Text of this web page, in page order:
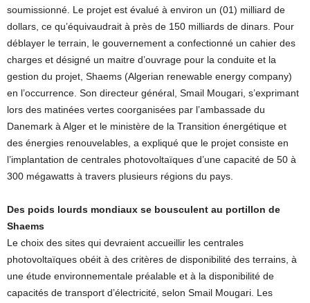
soumissionné. Le projet est évalué à environ un (01) milliard de
dollars, ce qu’équivaudrait à près de 150 milliards de dinars. Pour
déblayer le terrain, le gouvernement a confectionné un cahier des
charges et désigné un maitre d’ouvrage pour la conduite et la
gestion du projet, Shaems (Algerian renewable energy company)
en l’occurrence. Son directeur général, Smail Mougari, s’exprimant
lors des matinées vertes coorganisées par l’ambassade du
Danemark à Alger et le ministère de la Transition énergétique et
des énergies renouvelables, a expliqué que le projet consiste en
l’implantation de centrales photovoltaïques d’une capacité de 50 à
300 mégawatts à travers plusieurs régions du pays.
Des poids lourds mondiaux se bousculent au portillon de
Shaems
Le choix des sites qui devraient accueillir les centrales
photovoltaïques obéit à des critères de disponibilité des terrains, à
une étude environnementale préalable et à la disponibilité de
capacités de transport d’électricité, selon Smail Mougari. Les